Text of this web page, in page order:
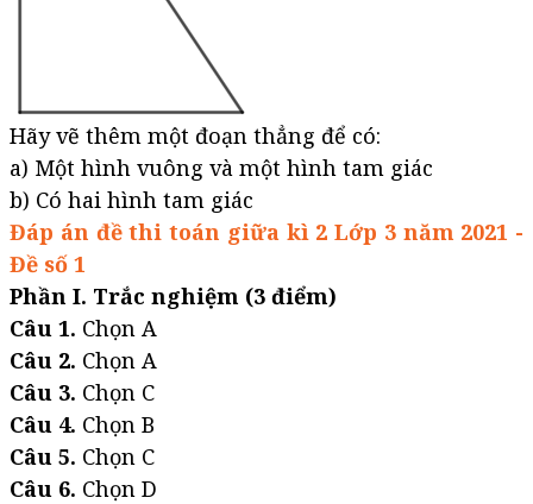
Hãy vẽ thêm một đoạn thẳng để có:
a) Một hình vuông và một hình tam giác
b) Có hai hình tam giác
Đáp án đề thi toán giữa kì 2 Lớp 3 năm 2021 -
Đề số 1
Phần I. Trắc nghiệm (3 điểm)
Câu 1. Chọn A
Câu 2. Chọn A
Câu 3. Chọn C
Câu 4. Chọn B
Câu 5. Chọn C
Câu 6. Chọn D